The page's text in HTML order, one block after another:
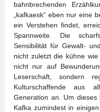
bahnbrechenden
„kafkaesk“ eben nur eine
ein Verstehen findet,
Spannweite. Die
Sensibilität für Gewalt-
nicht zuletzt die kühne
nicht nur auf
Leserschaft, sondern
Kulturschaffende aus
Generation an. Um
Kafka zumindest in